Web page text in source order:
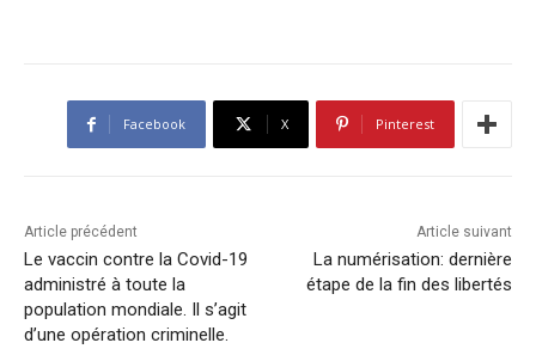
Facebook X Pinterest
Article précédent
Le vaccin contre la Covid-19
administré à toute la
population mondiale. Il s’agit
d’une opération criminelle.
Article suivant
La numérisation: dernière
étape de la fin des libertés